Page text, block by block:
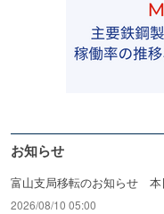
お知らせ
富山支局移転のお知らせ 本
2026/08/10 05:00